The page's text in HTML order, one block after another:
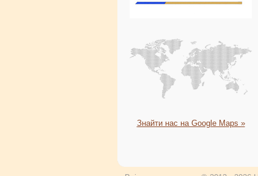
Знайти нас на Google Maps »